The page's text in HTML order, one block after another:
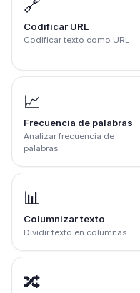
🔗
Codificar URL
Codificar texto como URL
📈
Frecuencia de palabras
Analizar frecuencia de
palabras
📊
Columnizar texto
Dividir texto en columnas
🔀